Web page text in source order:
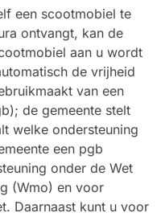
een scootmobiel te
ontvangt, kan de
aan u wordt
de vrijheid
van een
de gemeente stelt
welke ondersteuning
een pgb
onder de Wet
(Wmo) en voor
Daarnaast kunt u voor